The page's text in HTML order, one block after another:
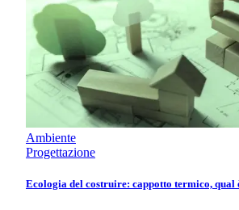
Ambiente
Progettazione
Ecologia del costruire: cappotto termico, qual